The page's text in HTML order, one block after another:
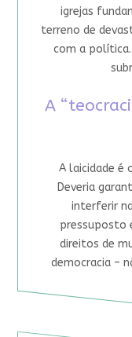
igrejas
terreno de
com a política.
A
A laicidade é
Deveria
interferir
pressuposto
direitos de
democracia –